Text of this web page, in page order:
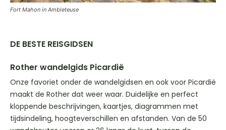
Fort Mahon in Ambleteuse
DE BESTE REISGIDSEN
Rother wandelgids Picardië
Onze favoriet onder de wandelgidsen en ook voor Picardië
maakt de Rother dat weer waar. Duidelijke en perfect
kloppende beschrijvingen, kaartjes, diagrammen met
tijdsindeling, hoogteverschillen en afstanden. Van de 50